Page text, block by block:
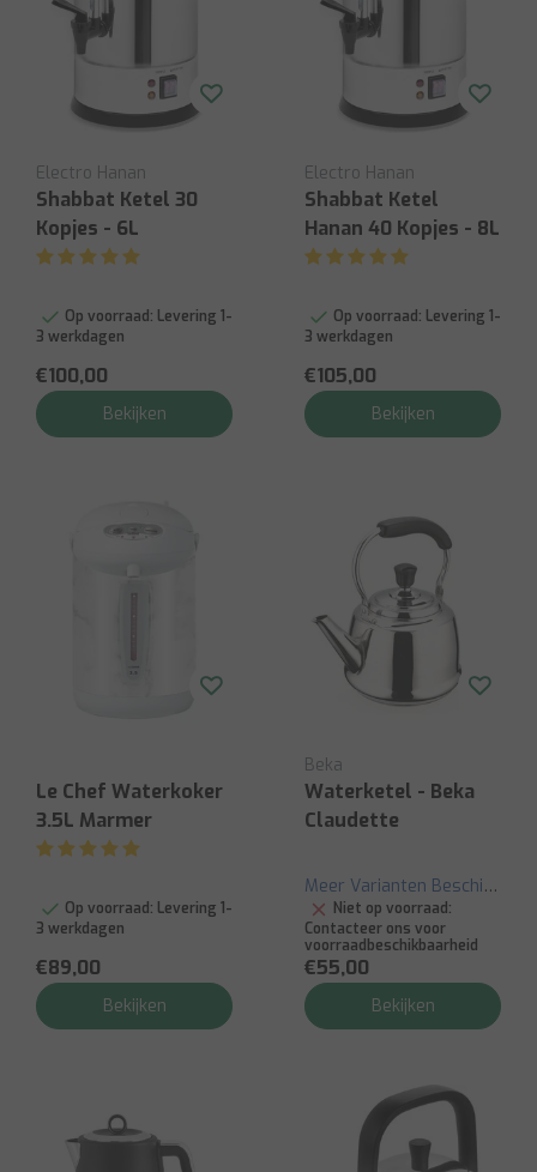
Electro Hanan
Shabbat Ketel 30
Kopjes - 6L
Op voorraad: Levering 1-
3 werkdagen
€100,00
Bekijken
Electro Hanan
Shabbat Ketel
Hanan 40 Kopjes - 8L
Op voorraad: Levering 1-
3 werkdagen
€105,00
Bekijken
Le Chef Waterkoker
3.5L Marmer
Op voorraad: Levering 1-
3 werkdagen
€89,00
Bekijken
Beka
Waterketel - Beka
Claudette
Meer Varianten Beschikbaar
Niet op voorraad:
Contacteer ons voor
voorraadbeschikbaarheid
€55,00
Bekijken